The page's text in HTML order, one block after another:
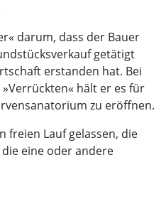
darum, dass der Bauer
getätigt
erstanden hat. Bei
hält er es für
zu eröffnen.
freien Lauf gelassen, die
eine oder andere